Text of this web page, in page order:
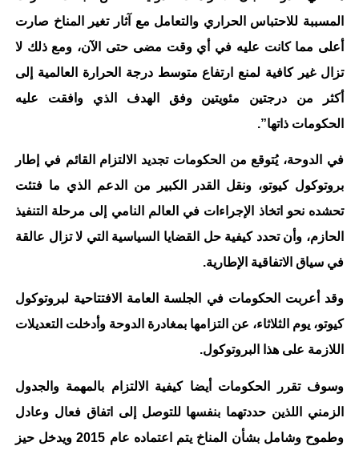
المسببة للاحتباس الحراري والتعامل مع آثار تغير المناخ صارت
أعلى مما كانت عليه في أي وقت مضى حتى الآن، ومع ذلك لا
تزال غير كافية لمنع ارتفاع متوسطدرجة الحرارة العالمية إلى
أكثر من درجتين مئويتين وفق الهدف الذي وافقت عليه
الحكومات ذاتها”.
في الدوحة، يُتوقع من الحكومات تجديد الالتزام القائم في إطار
بروتوكول كيوتو، ونقل القدر الكبير من الدعم الذي ما فتئت
تحشده نحو اتخاذ الإجراءات في العالم النامي إلى مرحلة التنفيذ
الحازم، وأن تحدد كيفية حل القضايا السياسية التي لا تزال عالقة
في سياق الاتفاقية الإطارية.
وقد أعربت الحكومات في الجلسة العامة الافتتاحية لبروتوكول
كيوتو، يوم الثلاثاء، عن التزامها بمغادرة الدوحة وأدخلت التعديلات
اللازمة على هذا البروتوكول.
وسوف تقرر الحكومات أيضا كيفية الالتزام بالمهمة والجدول
الزمني اللذين حددتهما بنفسها للتوصل إلى اتفاق فعال وعادل
وطموح وشامل بشأن المناخ يتم اعتماده عام 2015 ويدخل حيز